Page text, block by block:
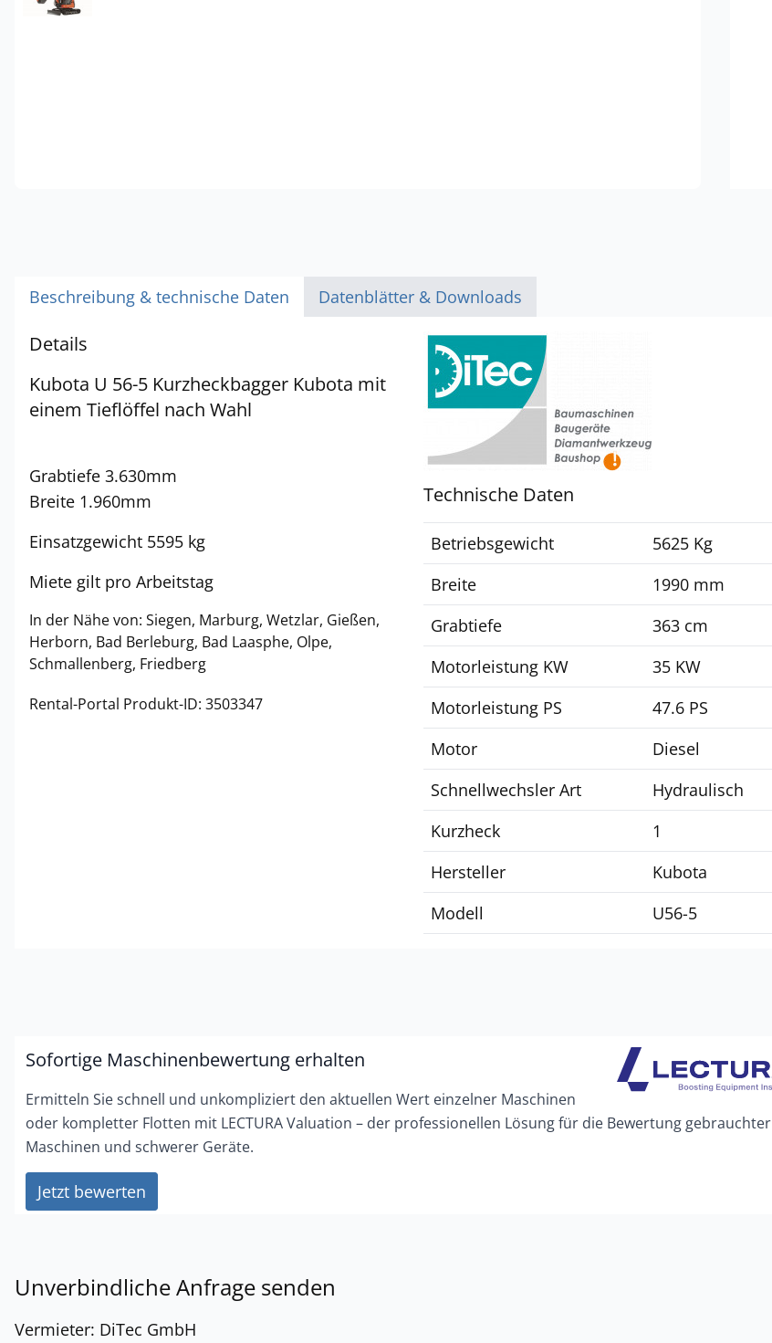
Beschreibung & technische Daten Datenblätter & Downloads
Details
Kubota U 56-5 Kurzheckbagger Kubota mit
einem Tieflöffel nach Wahl
Grabtiefe 3.630mm
Breite 1.960mm
Einsatzgewicht 5595 kg
Miete gilt pro Arbeitstag
In der Nähe von: Siegen, Marburg, Wetzlar, Gießen,
Herborn, Bad Berleburg, Bad Laasphe, Olpe,
Schmallenberg, Friedberg
Rental-Portal Produkt-ID: 3503347
Technische Daten
Betriebsgewicht
5625 Kg
Breite
1990 mm
Grabtiefe
363 cm
Motorleistung KW
35 KW
Motorleistung PS
47.6 PS
Motor
Diesel
Schnellwechsler Art
Hydraulisch
Kurzheck
1
Hersteller
Kubota
Modell
U56-5
Sofortige Maschinenbewertung erhalten
Ermitteln Sie schnell und unkompliziert den aktuellen Wert einzelner Maschinen
oder kompletter Flotten mit LECTURA Valuation – der professionellen Lösung für die Bewertung gebrauchter
Maschinen und schwerer Geräte.
Jetzt bewerten
Unverbindliche Anfrage senden
Vermieter: DiTec GmbH